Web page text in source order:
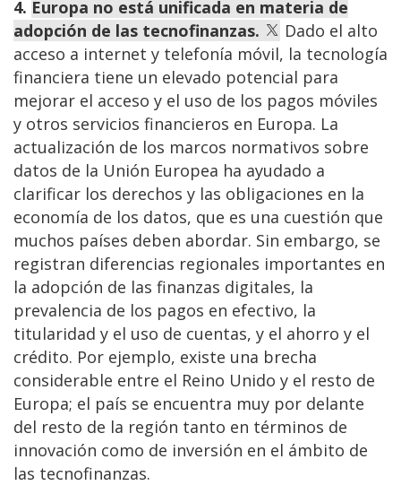
4. Europa no está unificada en materia de
adopción de las tecnofinanzas.
Dado el alto
acceso a internet y telefonía móvil, la tecnología
financiera tiene un elevado potencial para
mejorar el acceso y el uso de los pagos móviles
y otros servicios financieros en Europa. La
actualización de los marcos normativos sobre
datos de la Unión Europea ha ayudado a
clarificar los derechos y las obligaciones en la
economía de los datos, que es una cuestión que
muchos países deben abordar. Sin embargo, se
registran diferencias regionales importantes en
la adopción de las finanzas digitales, la
prevalencia de los pagos en efectivo, la
titularidad y el uso de cuentas, y el ahorro y el
crédito. Por ejemplo, existe una brecha
considerable entre el Reino Unido y el resto de
Europa; el país se encuentra muy por delante
del resto de la región tanto en términos de
innovación como de inversión en el ámbito de
las tecnofinanzas.